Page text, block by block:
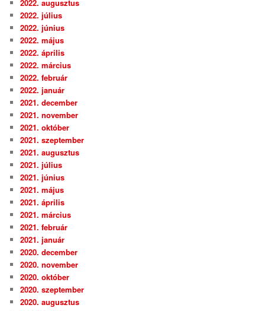
2022. augusztus
2022. július
2022. június
2022. május
2022. április
2022. március
2022. február
2022. január
2021. december
2021. november
2021. október
2021. szeptember
2021. augusztus
2021. július
2021. június
2021. május
2021. április
2021. március
2021. február
2021. január
2020. december
2020. november
2020. október
2020. szeptember
2020. augusztus